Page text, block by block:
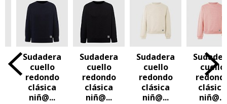
Sudadera
cuello
redondo
clásica
niñ@...
Sudadera
cuello
redondo
clásica
niñ@...
Sudadera
cuello
redondo
clásica
niñ@...
cuello
clásica
niñ@...